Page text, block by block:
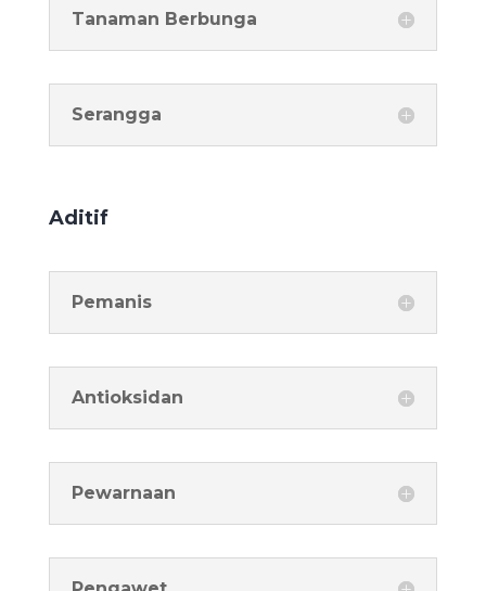
Tanaman Berbunga
Serangga
Aditif
Pemanis
Antioksidan
Pewarnaan